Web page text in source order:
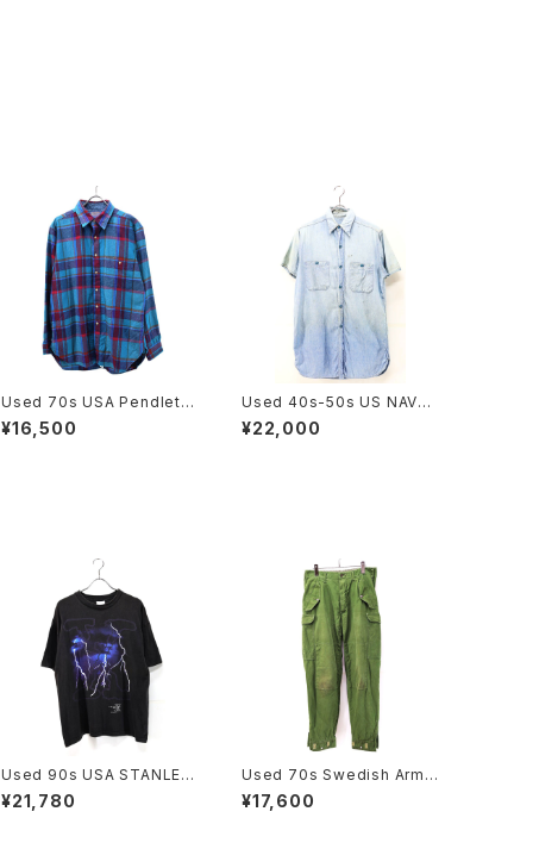
Used 70s USA Pendleto
n Turquoise Check Wool
Shirt Size L 古着
¥16,500
Used 40s-50s US NAVY
Blue Chambray Cut Off S
hirt Size 14 1/2 古着
¥22,000
Used 90s USA STANLEY
DESANTIS X-FILE SF TV
Graphic T-Shirt Size L 古
¥21,780
Used 70s Swedish Army
M-59 Military Cargo Pant
s Size W32 L30 古着
¥17,600